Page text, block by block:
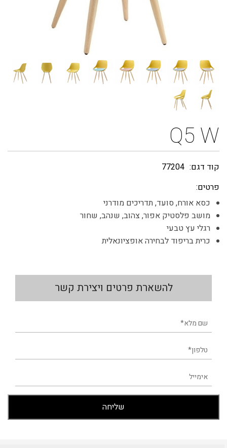
Q5 W
קוד דגם: 77204
פרטים:
כסא אורח, סועד, תדריכים מודרני
מושב פלסטיק אפור, צהוב, שנהב, שחור
רגלי עץ טבעי
כרית בריפוד לבחירה אופציונאלית
להשארת פרטים ויצירת קשר